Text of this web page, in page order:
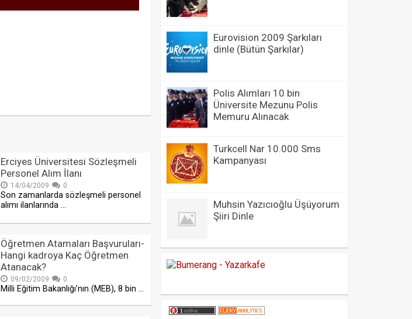
Erciyes Üniversitesi Sözleşmeli
Personel Alım İlanı
14/04/2009 0
Son zamanlarda sözleşmeli personel
alımı ilanlarında …
Öğretmen Atamaları Başvuruları-
Hangi kadroya Kaç Öğretmen
Atanacak?
09/02/2009 0
Milli Eğitim Bakanlığı’nın (MEB), 8 bin …
Eurovision 2009 Şarkıları
dinle (Bütün Şarkılar)
Polis Alımları 10 bin
Üniversite Mezunu Polis
Memuru Alınacak
Turkcell Nar 10.000 Sms
Kampanyası
Muhsin Yazıcıoğlu Üşüyorum
Şiiri Dinle